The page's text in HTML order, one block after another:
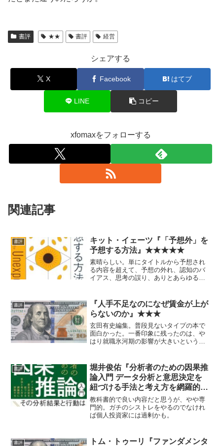
書評 ★★ 書評 経営
シェアする
X Facebook はてブ
LINE コピー
xfomaxをフォローする
関連記事
書評
キット・イェーツ『「予想外」を
予想する方法』★★★★★
素晴らしい。単にタイトルから予想され
る内容を超えて、予想の外れ、認知のバ
イアス、思考の誤り、ありとあらゆる誤
頃からずっとずっと追いかけている自分
だから、単独で全く知らな...
書評
『人手不足なのになぜ賃金が上が
らないのか』★★★
玄田有史編集。普段見ないタイプの本で
面白かった。一番印象に残ったのは、や
はり就職氷河期の影響が大きいというこ
て投資成績に生かすなんてことは無理
だ、ということ。
書評
堀井俊佑『分析者のための因果推
論入門 データ分析と意思決定を
紐づける手法と考え方を網羅的に
詳解する』★★★
教科書的で良い内容だと思うが、やや専
門的。ガチのシストレをやるのでなけれ
ば個人投資家には過剰かも。
書評
トム・トゥーリ『ファンダメンタ